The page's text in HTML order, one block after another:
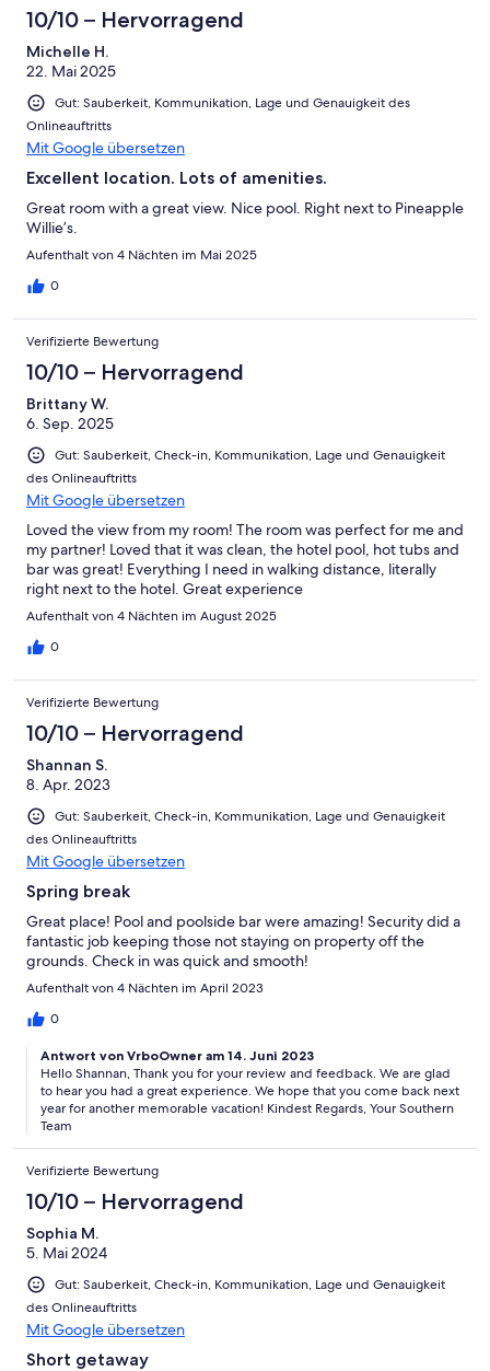
10/10 – Hervorragend
Michelle H.
22. Mai 2025
Gut: Sauberkeit, Kommunikation, Lage und Genauigkeit des
Onlineauftritts
Mit Google übersetzen
Excellent location. Lots of amenities.
Great room with a great view. Nice pool. Right next to Pineapple
Willie’s.
Aufenthalt von 4 Nächten im Mai 2025
0
Verifizierte Bewertung
10/10 – Hervorragend
Brittany W.
6. Sep. 2025
Gut: Sauberkeit, Check-in, Kommunikation, Lage und Genauigkeit
des Onlineauftritts
Mit Google übersetzen
Loved the view from my room! The room was perfect for me and
my partner! Loved that it was clean, the hotel pool, hot tubs and
bar was great! Everything I need in walking distance, literally
right next to the hotel. Great experience
Aufenthalt von 4 Nächten im August 2025
0
Verifizierte Bewertung
10/10 – Hervorragend
Shannan S.
8. Apr. 2023
Gut: Sauberkeit, Check-in, Kommunikation, Lage und Genauigkeit
des Onlineauftritts
Mit Google übersetzen
Spring break
Great place! Pool and poolside bar were amazing! Security did a
fantastic job keeping those not staying on property off the
grounds. Check in was quick and smooth!
Aufenthalt von 4 Nächten im April 2023
0
Antwort von VrboOwner am 14. Juni 2023
Hello Shannan, Thank you for your review and feedback. We are glad
to hear you had a great experience. We hope that you come back next
year for another memorable vacation! Kindest Regards, Your Southern
Team
Verifizierte Bewertung
10/10 – Hervorragend
Sophia M.
5. Mai 2024
Gut: Sauberkeit, Check-in, Kommunikation, Lage und Genauigkeit
des Onlineauftritts
Mit Google übersetzen
Short getaway